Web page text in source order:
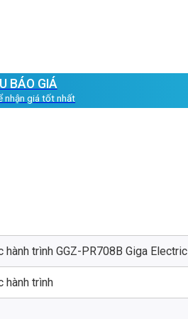
BÁO GIÁ
nhận giá tốt nhất
hành trình GGZ-PR708B Giga Electric
hành trình